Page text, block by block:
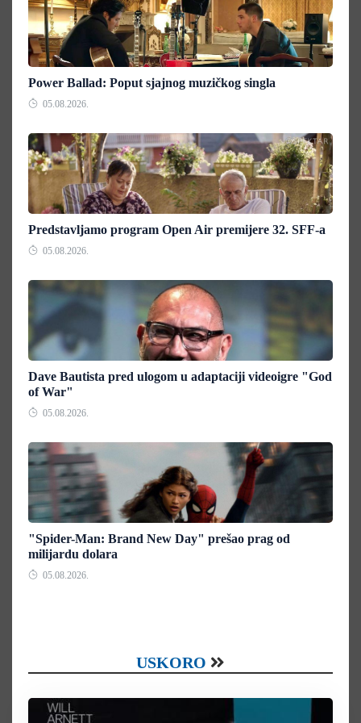
Power Ballad: Poput sjajnog muzičkog singla
05.08.2026.
Predstavljamo program Open Air premijere 32. SFF-a
05.08.2026.
Dave Bautista pred ulogom u adaptaciji videoigre "God
of War"
05.08.2026.
"Spider-Man: Brand New Day" prešao prag od
milijardu dolara
05.08.2026.
USKORO